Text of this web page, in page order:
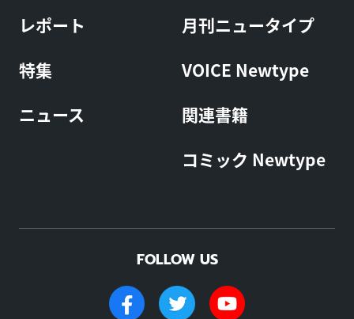
レポート
特集
ニュース
月刊ニュータイプ
VOICE Newtype
関連書籍
コミック Newtype
FOLLOW US